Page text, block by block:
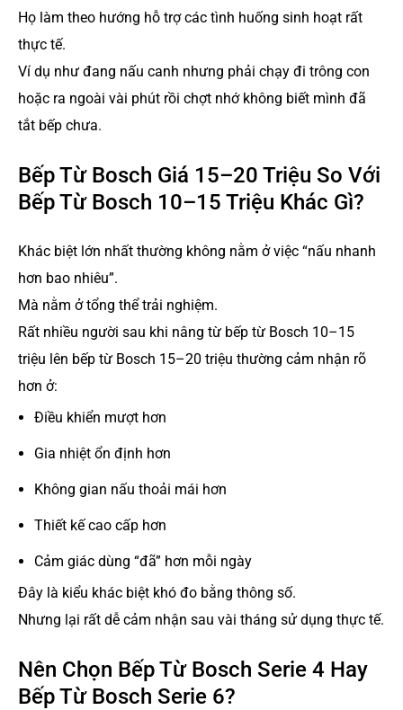
Họ làm theo hướng hỗ trợ các tình huống sinh hoạt rất
thực tế.
Ví dụ như đang nấu canh nhưng phải chạy đi trông con
hoặc ra ngoài vài phút rồi chợt nhớ không biết mình đã
tắt bếp chưa.
Bếp Từ Bosch Giá 15–20 Triệu So Với
Bếp Từ Bosch 10–15 Triệu Khác Gì?
Khác biệt lớn nhất thường không nằm ở việc “nấu nhanh
hơn bao nhiêu”.
Mà nằm ở tổng thể trải nghiệm.
Rất nhiều người sau khi nâng từ bếp từ Bosch 10–15
triệu lên bếp từ Bosch 15–20 triệu thường cảm nhận rõ
hơn ở:
Điều khiển mượt hơn
Gia nhiệt ổn định hơn
Không gian nấu thoải mái hơn
Thiết kế cao cấp hơn
Cảm giác dùng “đã” hơn mỗi ngày
Đây là kiểu khác biệt khó đo bằng thông số.
Nhưng lại rất dễ cảm nhận sau vài tháng sử dụng thực tế.
Nên Chọn Bếp Từ Bosch Serie 4 Hay
Bếp Từ Bosch Serie 6?